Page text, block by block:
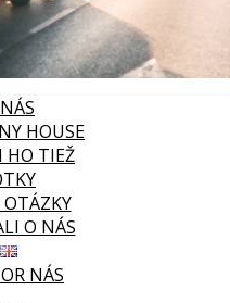
HOUSE
HO TIEŽ
OTÁZKY
O NÁS
NÁS